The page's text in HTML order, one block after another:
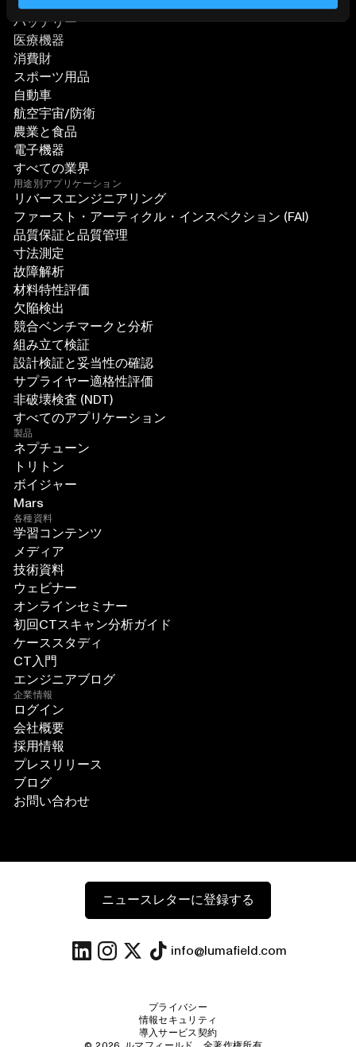
分野別ソリューション
バッテリー
医療機器
消費財
スポーツ用品
自動車
航空宇宙/防衛
農業と食品
電子機器
すべての業界
用途別アプリケーション
リバースエンジニアリング
ファースト・アーティクル・インスペクション (FAI)
品質保証と品質管理
寸法測定
故障解析
材料特性評価
欠陥検出
競合ベンチマークと分析
組み立て検証
設計検証と妥当性の確認
サプライヤー適格性評価
非破壊検査 (NDT)
すべてのアプリケーション
製品
ネプチューン
トリトン
ボイジャー
Mars
各種資料
学習コンテンツ
メディア
技術資料
ウェビナー
オンラインセミナー
初回CTスキャン分析ガイド
ケーススタディ
CT入門
エンジニアブログ
企業情報
ログイン
会社概要
採用情報
プレスリリース
ブログ
お問い合わせ
ニュースレターに登録する
info@lumafield.com
プライバシー
情報セキュリティ
導入サービス契約